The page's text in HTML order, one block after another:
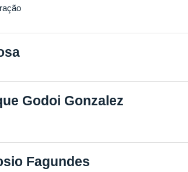
Godoi Gonzalez
Fagundes